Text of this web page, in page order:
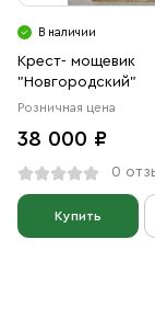
Свечи
Ювелирные
В наличии
Крест- мощевик
"Новгородский"
Розничная цена
38 000 ₽
0
Купить